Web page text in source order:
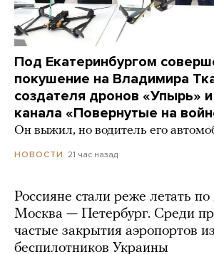
Под Екатеринбургом
покушение на Владимира
создателя дронов «Упырь»
канала «Повернутые на
Он выжил, но водитель его
НОВОСТИ 21 час назад
Россияне стали реже летать
Москва — Петербург. Среди
частые закрытия аэропортов
беспилотников Украины